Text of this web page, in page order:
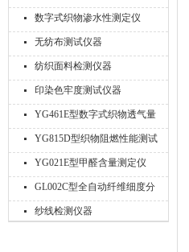
数字式织物渗水性测定仪
无纺布测试仪器
纺织面料检测仪器
印染色牢度测试仪器
YG461E型数字式织物透气量
仪
YG815D型织物阻燃性能测试
仪
YG021E型甲醛含量测定仪
GL002C型全自动纤维细度分
析仪
纱线检测仪器